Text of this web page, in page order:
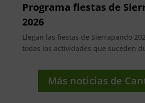
Programa fiestas de
2026
Llegan las fiestas de Sierrapando
todas las actividades que suceden
Más noticias de